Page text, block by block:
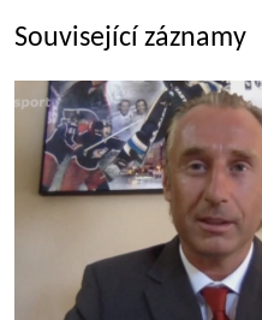
Související záznamy